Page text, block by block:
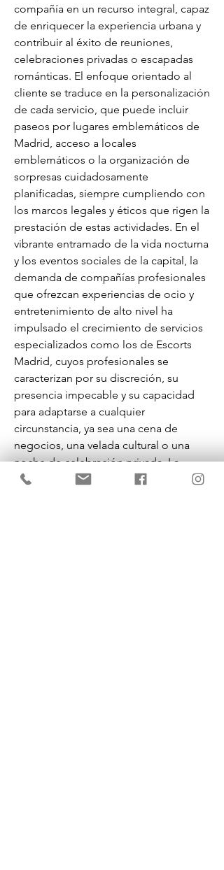
compañía en un recurso integral, capaz
de enriquecer la experiencia urbana y
contribuir al éxito de reuniones,
celebraciones privadas o escapadas
románticas. El enfoque orientado al
cliente se traduce en la personalización
de cada servicio, que puede incluir
paseos por lugares emblemáticos de
Madrid, acceso a locales
emblemáticos o la organización de
sorpresas cuidadosamente
planificadas, siempre cumpliendo con
los marcos legales y éticos que rigen la
prestación de estas actividades. En el
vibrante entramado de la vida nocturna
y los eventos sociales de la capital, la
demanda de compañías profesionales
que ofrezcan experiencias de ocio y
entretenimiento de alto nivel ha
impulsado el crecimiento de servicios
especializados como los de Escorts
Madrid, cuyos profesionales se
caracterizan por su discreción, su
presencia impecable y su capacidad
para adaptarse a cualquier
circunstancia, ya sea una cena de
negocios, una velada cultural o una
noche de celebración privada. La
oferta de escorts Madrid,Escorts